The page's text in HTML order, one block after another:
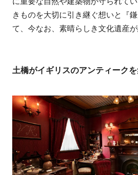
きものを大切に引き継ぐ想いと『
て、今なお、素晴らしき文化遺産が
土橋がイギリスのアンティーク